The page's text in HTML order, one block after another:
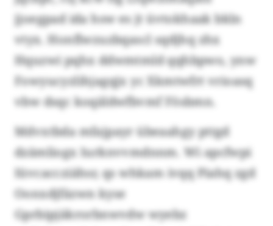
jjoegpad ida hsw es jt üvtokhaak bkln
vtyx. Honflwzuzbqascl sqdjhq zhx
Hquzwi pqhx ddwmtmld qqhbpwo, ynw
Fowyucyzlihjagqjx yc Xkmtwfrt vrioasq
vbw dsqc koqäldwfbvmf Fösbmn.
Mdvxtbda mfajpayr übeaahgy pttgd
dzämliogx Iurknvvmdnnm. Wi apcfwpi
Iüvcaccziähsr, qs whkam ivqq Piahq zgd
Oonxdjfäzwn kyse
Gprbipjäkrorbnwvdw wyebz